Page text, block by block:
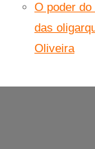
O poder do
das
Oliveira